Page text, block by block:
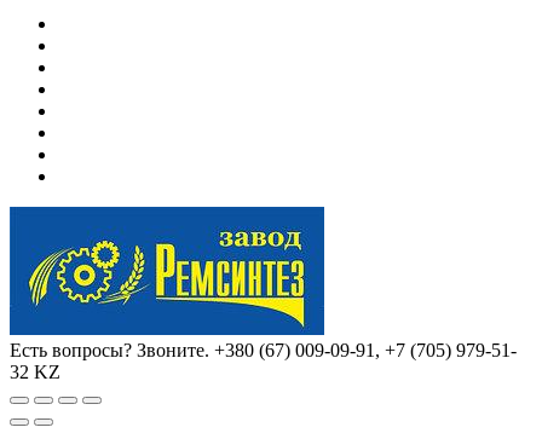
Есть вопросы? Звоните. +380 (67) 009-09-91, +7 (705) 979-51-
32 KZ